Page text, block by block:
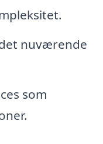
nuværende
som